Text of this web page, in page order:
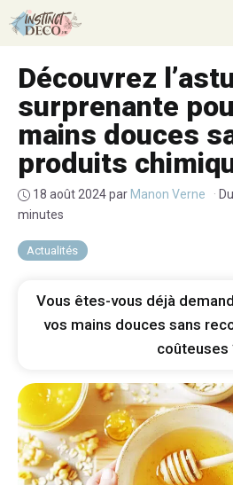
Aller
au
Actualités
Découvrez
surprenante
mains douces
produits
18 août 2024par Manon Verne ·
minutes
Vous êtes-vous déjà
vos mains douces sans
coûteuses